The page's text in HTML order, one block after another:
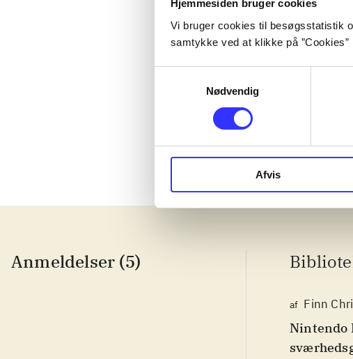
Hjemmesiden bruger cookies
Vi bruger cookies til besøgsstatistik
samtykke ved at klikke på
Nødvendig
Afvis
Anmeldelser (5)
af Finn
Nintendo